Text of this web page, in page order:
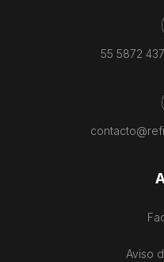
55 5872
Aviso